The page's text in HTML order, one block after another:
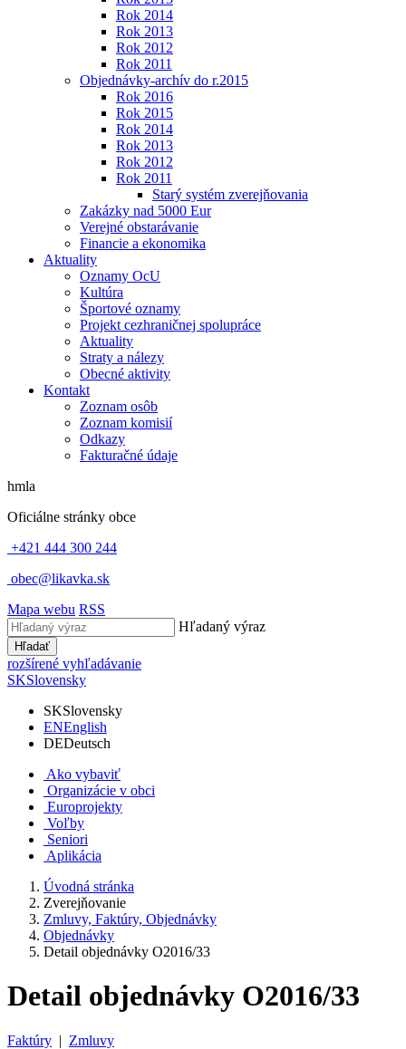
Rok 2014
Rok 2013
Rok 2012
Rok 2011
Objednávky-archív do r.2015
Rok 2016
Rok 2015
Rok 2014
Rok 2013
Rok 2012
Rok 2011
Starý systém zverejňovania
Zakázky nad 5000 Eur
Verejné obstarávanie
Financie a ekonomika
Aktuality
Oznamy OcU
Kultúra
Športové oznamy
Projekt cezhraničnej spolupráce
Aktuality
Straty a nálezy
Obecné aktivity
Kontakt
Zoznam osôb
Zoznam komisií
Odkazy
Fakturačné údaje
hmla
Oficiálne stránky obce
+421 444 300 244
obec@likavka.sk
Mapa webu RSS
Hľadaný výraz
Hľadať
rozšírené vyhľadávanie
SKSlovensky
SKSlovensky
ENEnglish
DEDeutsch
Ako vybaviť
Organizácie v obci
Europrojekty
Voľby
Seniori
Aplikácia
Úvodná stránka
Zverejňovanie
Zmluvy, Faktúry, Objednávky
Objednávky
Detail objednávky O2016/33
Detail objednávky O2016/33
Faktúry | Zmluvy